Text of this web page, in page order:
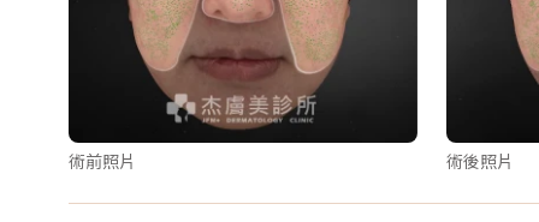
術前照片 術後照片